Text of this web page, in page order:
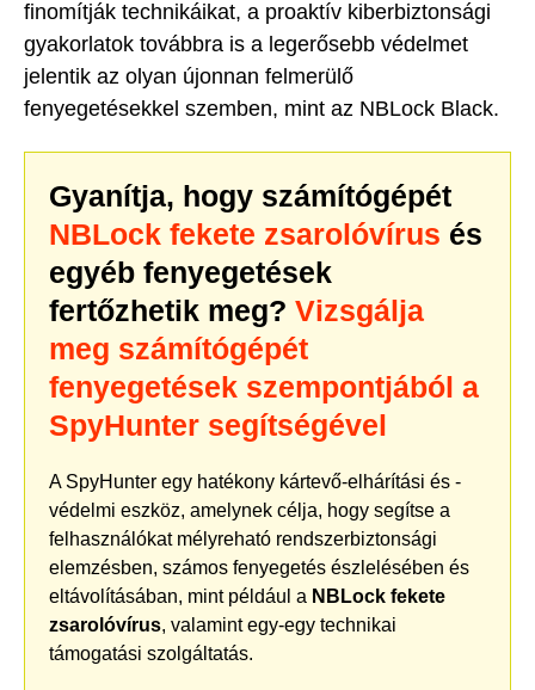
finomítják technikáikat, a proaktív kiberbiztonsági
gyakorlatok továbbra is a legerősebb védelmet
jelentik az olyan újonnan felmerülő
fenyegetésekkel szemben, mint az NBLock Black.
Gyanítja, hogy számítógépét
NBLock fekete zsarolóvírus és
egyéb fenyegetések
fertőzhetik meg? Vizsgálja
meg számítógépét
fenyegetések szempontjából a
SpyHunter segítségével
A SpyHunter egy hatékony kártevő-elhárítási és -
védelmi eszköz, amelynek célja, hogy segítse a
felhasználókat mélyreható rendszerbiztonsági
elemzésben, számos fenyegetés észlelésében és
eltávolításában, mint például a NBLock fekete
zsarolóvírus, valamint egy-egy technikai
támogatási szolgáltatás.